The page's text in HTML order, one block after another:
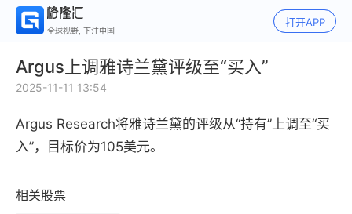
全球视野, 下注中国
打开APP
Argus上调雅诗兰黛评级至“买入”
2025-11-11 13:54
Argus Research将雅诗兰黛的评级从“持有”上调至“买
入”，目标价为105美元。
相关股票